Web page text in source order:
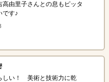
由里子さんとの息もピッタ
す♪
しい！ 美術と技術力に乾